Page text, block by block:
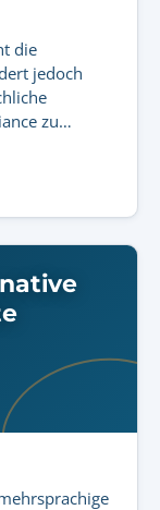
die
jedoch
zu
schützen.